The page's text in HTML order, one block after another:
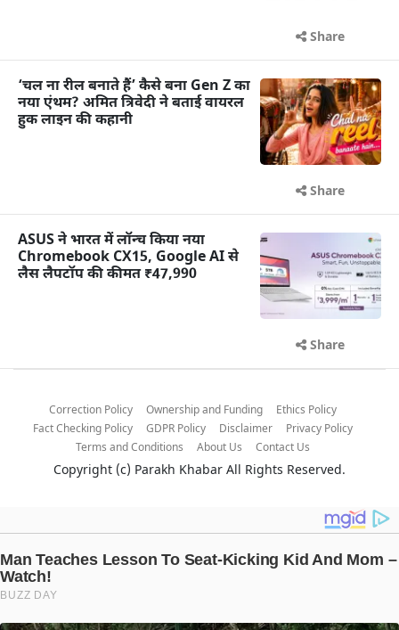
Share
‘चल ना रील बनाते हैं’ कैसे बना Gen Z का
नया एंथम? अमित त्रिवेदी ने बताई वायरल
हुक लाइन की कहानी
Share
ASUS ने भारत में लॉन्च किया नया
Chromebook CX15, Google AI से
लैस लैपटॉप की कीमत ₹47,990
Share
Correction Policy Ownership and Funding
Ethics Policy
Fact Checking Policy
GDPR Policy Disclaimer
Privacy Policy
Terms and Conditions
About Us Contact Us
Copyright (c) Parakh Khabar All Rights Reserved.